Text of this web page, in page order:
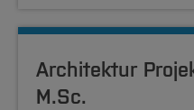
Architektur
M.Sc.